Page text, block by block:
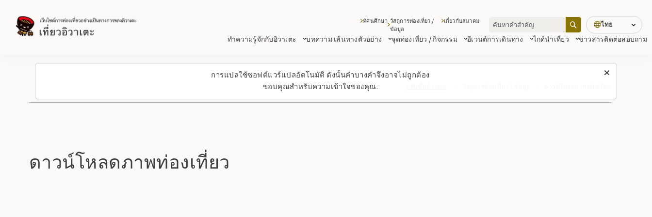
การแปลใช้ซอฟต์แวร์แปลอัตโนมัติ ดังนั้นคำบางคำจึงอาจไม่ถูกต้อง
ขอบคุณสำหรับความเข้าใจของคุณ.
ทำความรู้จักกับอิวาเตะ บทความ เส้นทางตัวอย่าง จุดท่องเที่ยว / กิจกรรม อีเวนต์การเดินทาง ไกด์นำเที่ยว ข่าวสารติดต่อสอบถาม
ทัศนศึกษา วัสดุการท่องเที่ยว /
ข้อมูล
เกี่ยวกับสมาคม ไทย
ดาวน์โหลดภาพท่องเที่ยว